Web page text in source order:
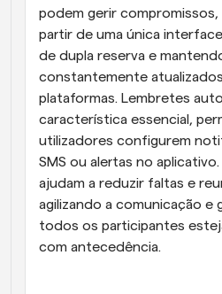
podem gerir
partir de uma única
de dupla reserva e
constantemente
plataformas. Lembretes
característica essencial,
utilizadores configurem
SMS ou alertas no
ajudam a reduzir faltas e
agilizando a comunicação e
todos os participantes
com antecedência.